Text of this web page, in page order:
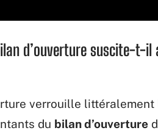
d’ouverture suscite-t-
verrouille littéralement
du bilan d’ouverture